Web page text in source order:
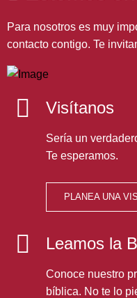
Para nosotros es muy
contacto contigo. Te
Visítanos
Sería un
Te esperamos.
PLANEA UNA
Leamos la
Conoce nuestro
bíblica. No te lo